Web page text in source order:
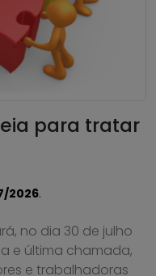
para tratar
2026.
no dia 30 de julho
e última chamada,
e trabalhadoras